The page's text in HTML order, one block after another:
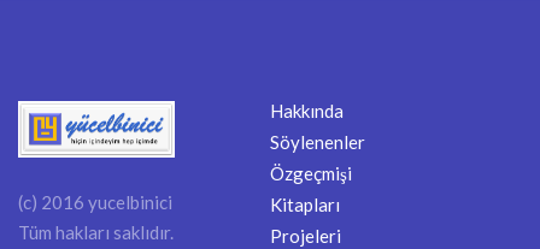
(c) 2016 yucelbinici
Tüm hakları saklıdır.
Hakkında
Söylenenler
Özgeçmişi
Kitapları
Projeleri